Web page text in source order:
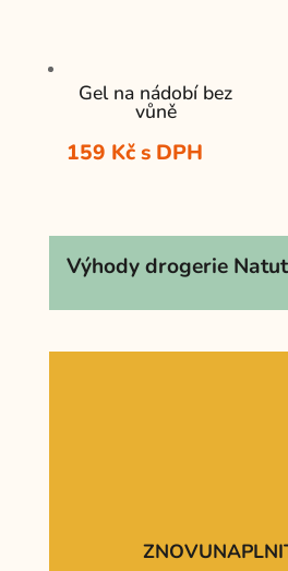
Gel na nádobí bez
vůně
159 Kč s DPH
Výhody drogerie